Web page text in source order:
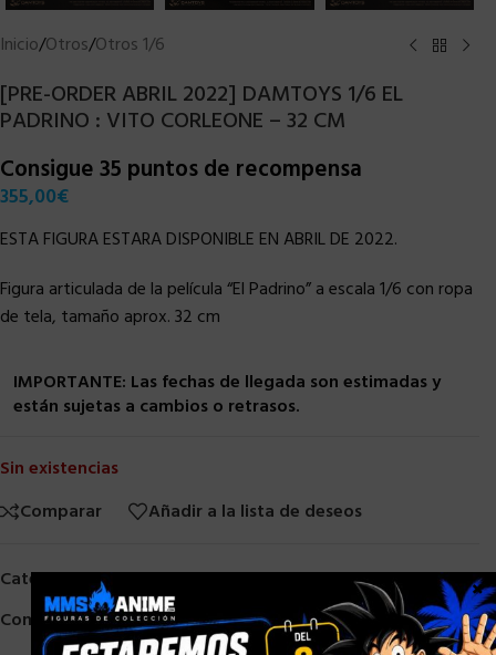
Inicio/Otros/Otros 1/6
[PRE-ORDER ABRIL 2022] DAMTOYS 1/6 EL
PADRINO : VITO CORLEONE – 32 CM
Consigue 35 puntos de recompensa
355,00€
ESTA FIGURA ESTARA DISPONIBLE EN ABRIL DE 2022.
Figura articulada de la película “El Padrino” a escala 1/6 con ropa
de tela, tamaño aprox. 32 cm
IMPORTANTE: Las fechas de llegada son estimadas y
están sujetas a cambios o retrasos.
Sin existencias
Comparar
Añadir a la lista de deseos
Categorías:Otros,Otros 1/6
Compartir:
×